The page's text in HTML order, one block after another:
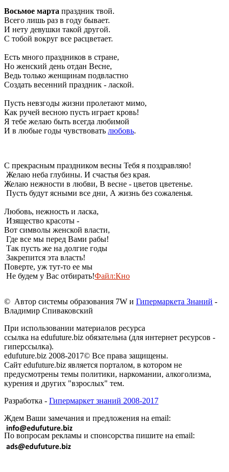
Восьмое марта праздник твой.
Всего лишь раз в году бывает.
И нету девушки такой другой.
С тобой вокруг все расцветает.
Есть много праздников в стране,
Но женский день отдан Весне,
Ведь только женщинам подвластно
Создать весенний праздник - лаской.
Пусть невзгоды жизни пролетают мимо,
Как ручей весною пусть играет кровь!
Я тебе желаю быть всегда любимой
И в любые годы чувствовать любовь.
С прекрасным праздником весны Тебя я поздравляю!
Желаю неба глубины. И счастья без края.
Желаю нежности в любви, В весне - цветов цветенье.
Пусть будут ясными все дни, А жизнь без сожаленья.
Любовь, нежность и ласка,
Изящество красоты -
Вот символы женской власти,
Где все мы перед Вами рабы!
Так пусть же на долгие годы
Закрепится эта власть!
Поверте, уж тут-то ее мы
Не будем у Вас отбирать!Файл:Кно
© Автор системы образования 7W и Гипермаркета Знаний -
Владимир Спиваковский
При использовании материалов ресурса
ссылка на edufuture.biz обязательна (для интернет ресурсов -
гиперссылка).
edufuture.biz 2008-2017© Все права защищены.
Сайт edufuture.biz является порталом, в котором не
предусмотрены темы политики, наркомании, алкоголизма,
курения и других "взрослых" тем.
Разработка - Гипермаркет знаний 2008-2017
Ждем Ваши замечания и предложения на email:
По вопросам рекламы и спонсорства пишите на email: